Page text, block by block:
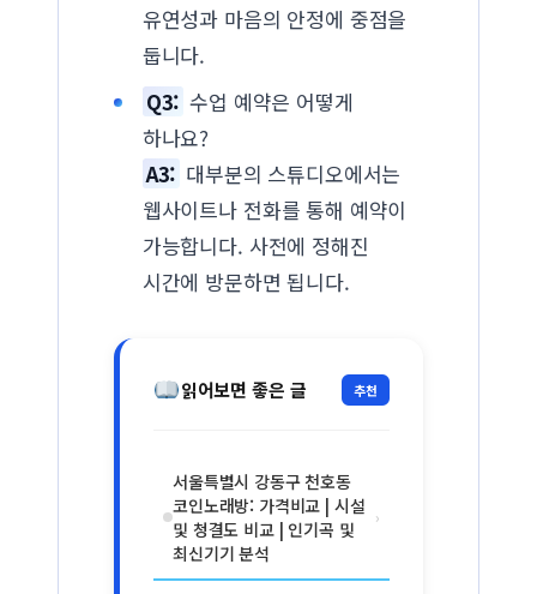
유연성과 마음의 안정에 중점을
둡니다.
Q3: 수업 예약은 어떻게
하나요?
A3: 대부분의 스튜디오에서는
웹사이트나 전화를 통해 예약이
가능합니다. 사전에 정해진
시간에 방문하면 됩니다.
읽어보면 좋은 글 추천
서울특별시 강동구 천호동
코인노래방: 가격비교 | 시설
및 청결도 비교 | 인기곡 및
최신기기 분석
›